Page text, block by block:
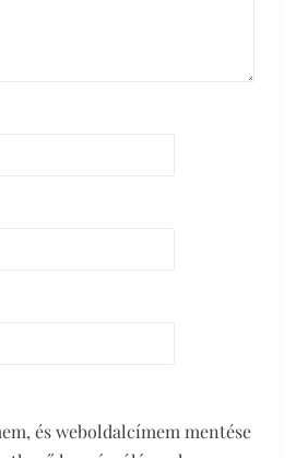
és weboldalcímem mentése